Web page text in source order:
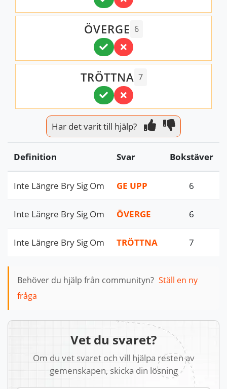
ÖVERGE 6
TRÖTTNA 7
Har det varit till hjälp?
Definition Svar Bokstäver
Inte Längre Bry Sig Om GE UPP 6
Inte Längre Bry Sig Om ÖVERGE 6
Inte Längre Bry Sig Om TRÖTTNA 7
Behöver du hjälp från communityn? Ställ en ny
fråga
Vet du svaret?
Om du vet svaret och vill hjälpa resten av
gemenskapen, skicka din lösning